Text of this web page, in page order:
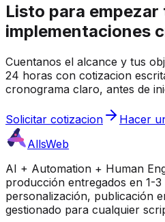
Listo para
implementaciones
Cuentanos el alcance y tus
24 horas con cotizacion
cronograma claro, antes de
Solicitar cotizacion
Hacer
AllsWeb
AI + Automation + Human
producción entregados en 1-3
personalización, publicación
gestionado para cualquier